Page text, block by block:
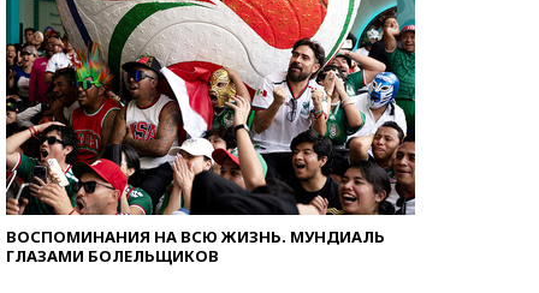
ВОСПОМИНАНИЯ НА ВСЮ ЖИЗНЬ. МУНДИАЛЬ
ГЛАЗАМИ БОЛЕЛЬЩИКОВ